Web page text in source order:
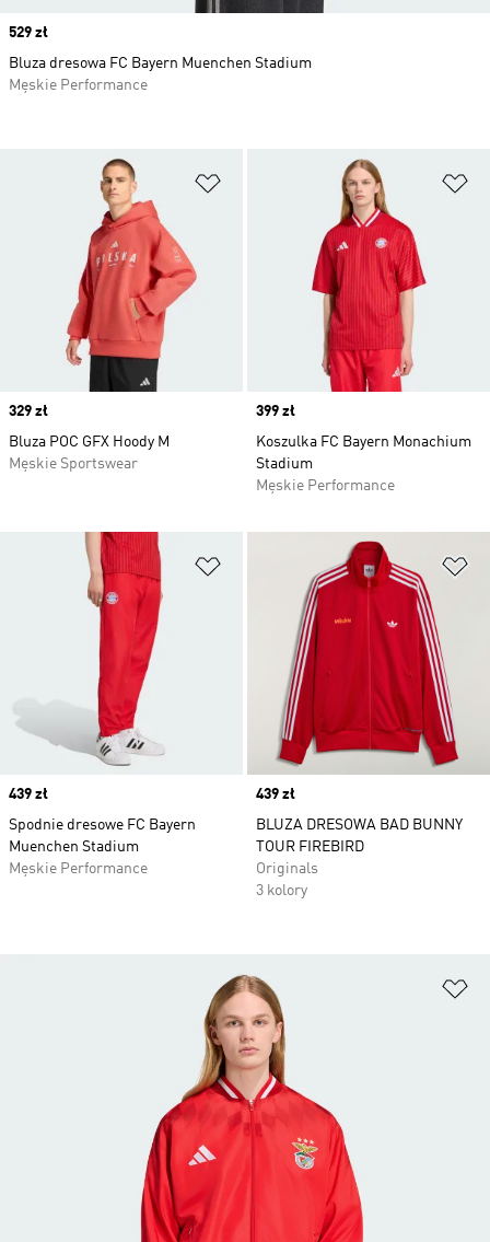
Dodaj do listy życzeń
Price
329 zł
Bluza POC GFX Hoody M
Męskie Sportswear
Price
399 zł
Koszulka FC Bayern Monachium
Stadium
Męskie Performance
Dodaj do listy życzeń
Price
439 zł
Spodnie dresowe FC Bayern
Muenchen Stadium
Męskie Performance
Price
439 zł
BLUZA DRESOWA BAD BUNNY
TOUR FIREBIRD
Originals
3 kolory
Price
529 zł
Bluza dresowa FC Bayern Muenchen Stadium
Męskie Performance